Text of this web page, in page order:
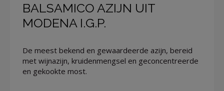
BALSAMICO AZIJN UIT
MODENA I.G.P.
De meest bekend en gewaardeerde azijn, bereid
met wijnazijn, kruidenmengsel en geconcentreerde
en gekookte most.